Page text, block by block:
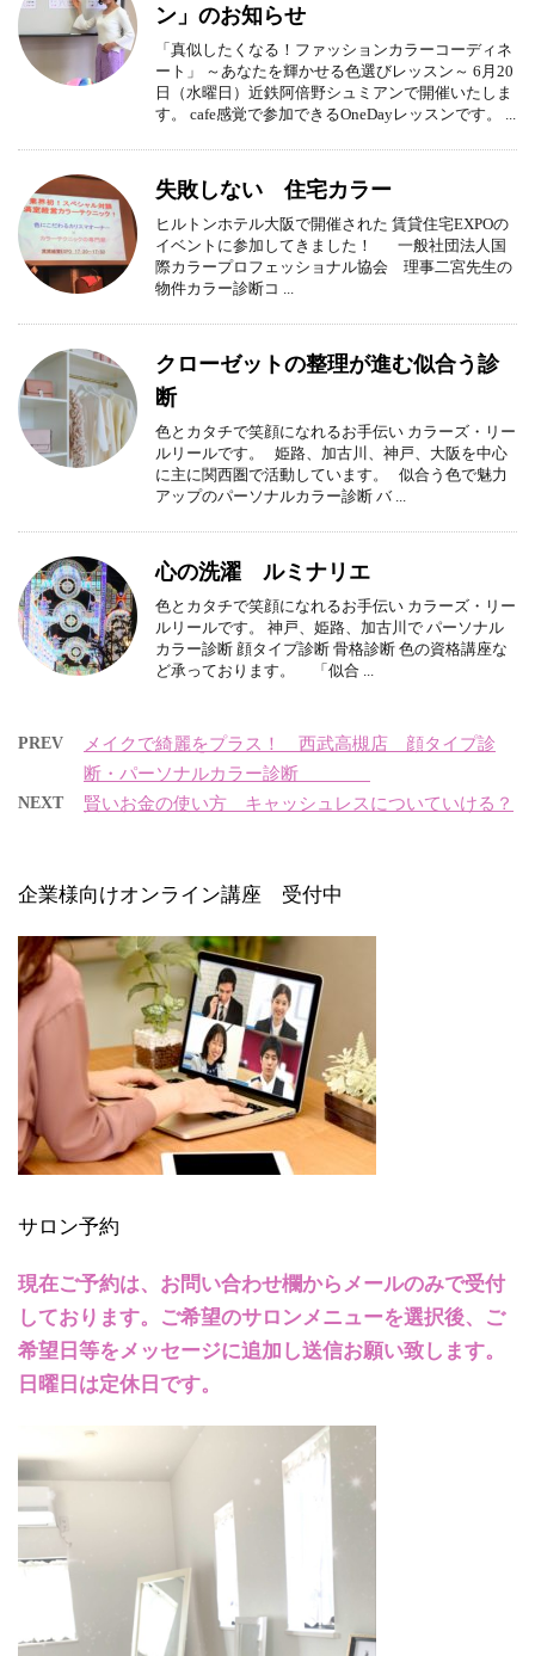
ン」のお知らせ
「真似したくなる！ファッションカラーコーディネ
ート」 ～あなたを輝かせる色選びレッスン～ 6月20
日（水曜日）近鉄阿倍野シュミアンで開催いたしま
す。 cafe感覚で参加できるOneDayレッスンです。 ...
失敗しない 住宅カラー
ヒルトンホテル大阪で開催された 賃貸住宅EXPOの
イベントに参加してきました！ 一般社団法人国
際カラープロフェッショナル協会 理事二宮先生の
物件カラー診断コ ...
クローゼットの整理が進む似合う診
断
色とカタチで笑顔になれるお手伝い カラーズ・リー
ルリールです。 姫路、加古川、神戸、大阪を中心
に主に関西圏で活動しています。 似合う色で魅力
アップのパーソナルカラー診断 バ ...
心の洗濯 ルミナリエ
色とカタチで笑顔になれるお手伝い カラーズ・リー
ルリールです。 神戸、姫路、加古川で パーソナル
カラー診断 顔タイプ診断 骨格診断 色の資格講座な
ど承っております。 「似合 ...
PREV
メイクで綺麗をプラス！ 西武高槻店 顔タイプ診
断・パーソナルカラー診断
NEXT 賢いお金の使い方 キャッシュレスについていける？
企業様向けオンライン講座 受付中
サロン予約
現在ご予約は、お問い合わせ欄からメールのみで受付
しております。ご希望のサロンメニューを選択後、ご
希望日等をメッセージに追加し送信お願い致します。
日曜日は定休日です。